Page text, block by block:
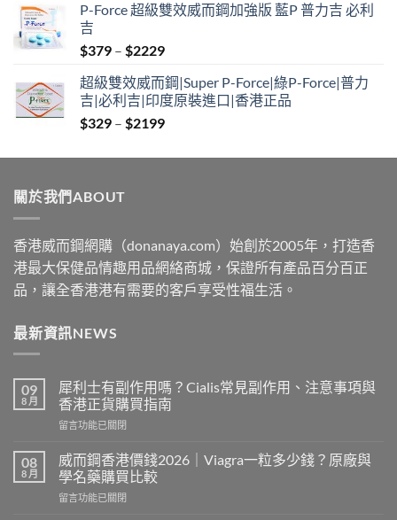
P-Force 超級雙效威而鋼加強版 藍P 普力吉 必利
吉
$379 – $2229Price
$379
through
$2229
超級雙效威而鋼|Super P-Force|綠P-Force|普力
吉|必利吉|印度原裝進口|香港正品
$329 – $2199Price
$329
關於我們ABOUT
香港威而鋼網購（donanaya.com）始創於2005年，打造香
港最大保健品情趣用品網絡商城，保證所有產品百分百正
品，讓全香港港有需要的客戶享受性福生活。
最新資訊NEWS
09
8 月
犀利士有副作用嗎？Cialis常見副作用、注意事項與
香港正貨購買指南
在
利
士
有
副
留言功能已關閉
08
8 月
威而鋼香港價錢2026｜Viagra一粒多少錢？原廠與
學名藥購買比較
在
留言功能已關閉